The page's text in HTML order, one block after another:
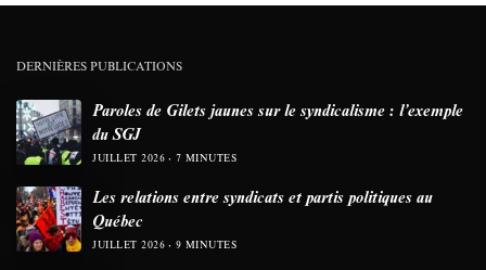
DERNIÈRES PUBLICATIONS
Paroles de Gilets jaunes sur le syndicalisme : l’exemple
du SGJ
JUILLET 2026 7 MINUTES
Les relations entre syndicats et partis politiques au
Québec
JUILLET 2026 9 MINUTES